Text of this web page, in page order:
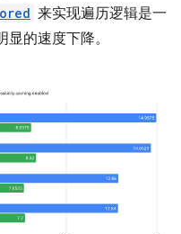
来实现遍历逻辑是一
的速度下降。